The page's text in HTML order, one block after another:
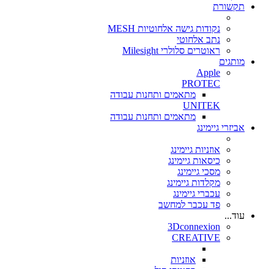
תקשורת
נקודות גישה אלחוטיות MESH
נתב אלחוטי
ראוטרים סלולרי Milesight
מותגים
Apple
PROTEC
מתאמים ותחנות עבודה
UNITEK
מתאמים ותחנות עבודה
אביזרי גיימינג
אוזניות גיימינג
כיסאות גיימינג
מסכי גיימינג
מקלדות גיימינג
עכברי גיימינג
פד עכבר למחשב
עוד...
3Dconnexion
CREATIVE
אוזניות